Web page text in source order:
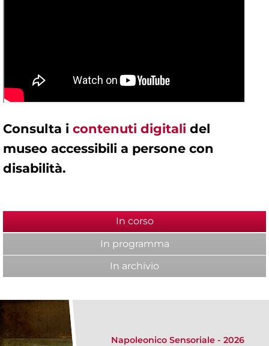
Consulta i contenuti digitali del
museo accessibili a persone con
disabilità.
In corso(scheda attiva)
In programma
In archivio
Napoleonico Sensoriale - 2026